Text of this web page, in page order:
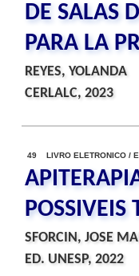
DE SALAS
PARA LA
REYES, YOLANDA
CERLALC, 2023
49 LIVRO ELETRONICO /
POSSIVEIS
SFORCIN, JOSE
ED. UNESP, 2022